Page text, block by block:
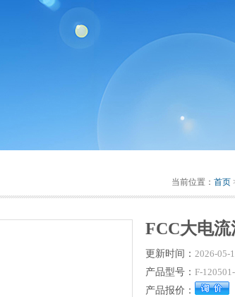
当前位置： 首页
FCC大电
更新时间： 2026-05-
产品型号： F-
产品报价：